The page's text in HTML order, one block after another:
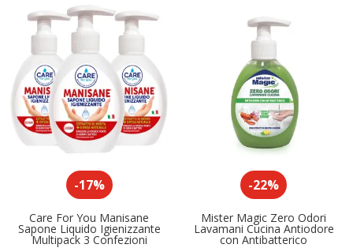
-17%
Care For You Manisane
Sapone Liquido Igienizzante
Multipack 3 Confezioni
-22%
Mister Magic Zero Odori
Lavamani Cucina Antiodore
con Antibatterico